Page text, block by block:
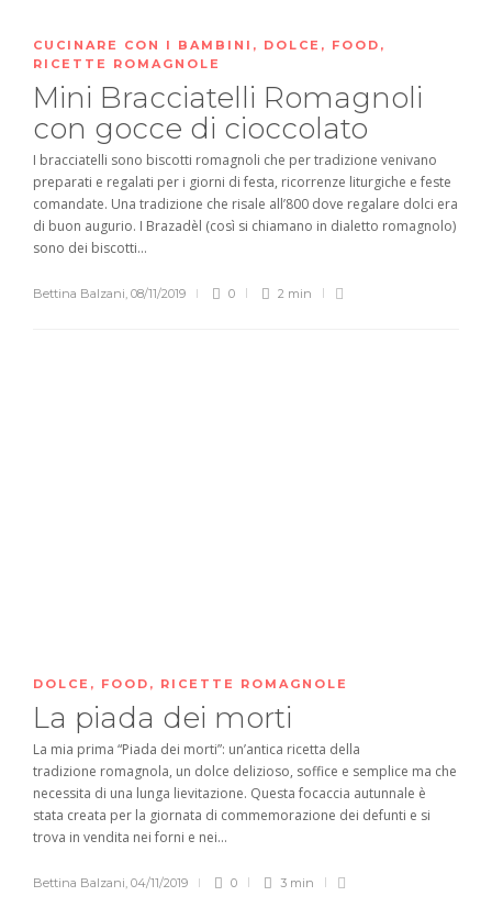
CUCINARE CON I BAMBINI , DOLCE , FOOD ,
RICETTE ROMAGNOLE
Mini Bracciatelli Romagnoli
con gocce di cioccolato
I bracciatelli sono biscotti romagnoli che per tradizione venivano
preparati e regalati per i giorni di festa, ricorrenze liturgiche e feste
comandate. Una tradizione che risale all’800 dove regalare dolci era
di buon augurio. I Brazadèl (così si chiamano in dialetto romagnolo)
sono dei biscotti...
Bettina Balzani 08/11/2019 0 2 min
DOLCE , FOOD , RICETTE ROMAGNOLE
La piada dei morti
La mia prima “Piada dei morti”: un’antica ricetta della
tradizione romagnola, un dolce delizioso, soffice e semplice ma che
necessita di una lunga lievitazione. Questa focaccia autunnale è
stata creata per la giornata di commemorazione dei defunti e si
trova in vendita nei forni e nei...
Bettina Balzani, 04/11/2019 0 3 min